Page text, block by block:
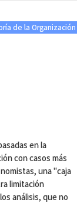
de la
en la
con casos más
una "caja
limitación
análisis, que no